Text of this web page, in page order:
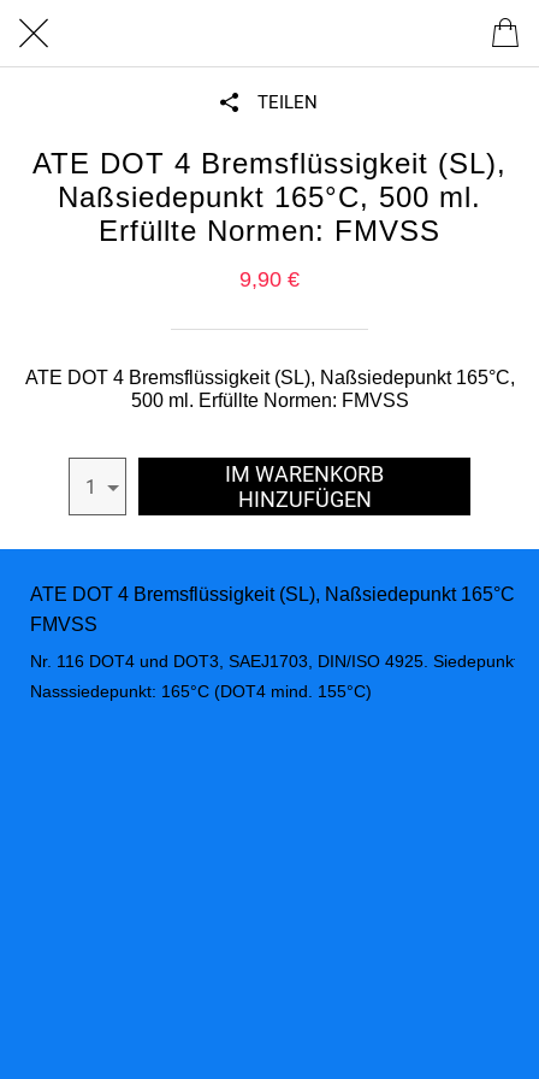
TEILEN
ATE DOT 4 Bremsflüssigkeit (SL),
Naßsiedepunkt 165°C, 500 ml.
Erfüllte Normen: FMVSS
9,90 €
ATE DOT 4 Bremsflüssigkeit (SL), Naßsiedepunkt 165°C,
500 ml. Erfüllte Normen: FMVSS
1
IM WARENKORB
HINZUFÜGEN
ATE DOT 4 Bremsflüssigkeit (SL), Naßsiedepunkt 165°C,
FMVSS
Nr. 116 DOT4 und DOT3, SAEJ1703, DIN/ISO 4925. Siedepunkt:
Nasssiedepunkt: 165°C (DOT4 mind. 155°C)